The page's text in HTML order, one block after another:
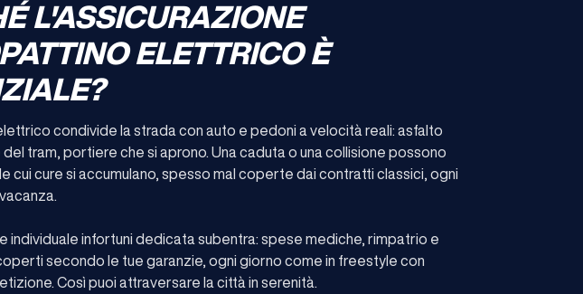
L'ASSICURAZIONE
ELETTRICO È
condivide la strada con auto e pedoni a velocità reali: asfalto
tram, portiere che si aprono. Una caduta o una collisione possono
cui cure si accumulano, spesso mal coperte dai contratti classici, ogni
individuale infortuni dedicata subentra: spese mediche, rimpatrio e
secondo le tue garanzie, ogni giorno come in freestyle con
Così puoi attraversare la città in serenità.